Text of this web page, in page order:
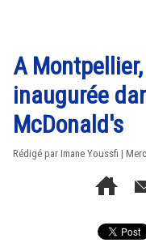
A
inaugurée
McDonald's
Rédigé par Imane Youssfi |